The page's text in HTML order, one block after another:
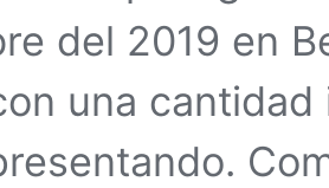
del 2019 en
una